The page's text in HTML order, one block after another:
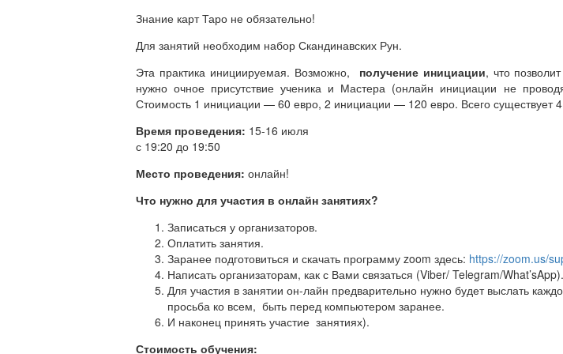
Знание карт Таро не обязательно!
Для занятий необходим набор Скандинавских Рун.
Эта практика инициируемая. Возможно, получение инициации, что
нужно очное присутствие ученика и Мастера (онлайн инициации не
Стоимость 1 инициации — 60 евро, 2 инициации — 120 евро. Всего существует
Время проведения: 15-16 июля
с 19:20 до 19:50
Место проведения: онлайн!
Что нужно для участия в онлайн занятиях?
Записаться у организаторов.
Оплатить занятия.
Заранее подготовиться и скачать программу zoom здесь: https://zoom.us/
Написать организаторам, как с Вами связаться (Viber/ Telegram/What’sApp).
Для участия в занятии он-лайн предварительно нужно будет выслать
просьба ко всем, быть перед компьютером заранее.
И наконец принять участие занятиях).
Стоимость обучения: